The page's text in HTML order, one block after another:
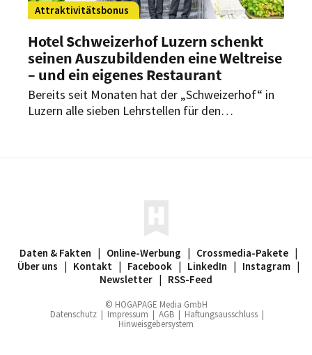
Attraktivitätsbonus
Hotel Schweizerhof Luzern schenkt
seinen Auszubildenden eine Weltreise
– und ein eigenes Restaurant
Bereits seit Monaten hat der „Schweizerhof“ in
Luzern alle sieben Lehrstellen für den
Daten & Fakten | Online-Werbung | Crossmedia-Pakete |
Über uns | Kontakt | Facebook | LinkedIn | Instagram |
Newsletter | RSS-Feed
© HOGAPAGE Media GmbH
Datenschutz | Impressum | AGB | Haftungsausschluss |
Hinweisgebersystem